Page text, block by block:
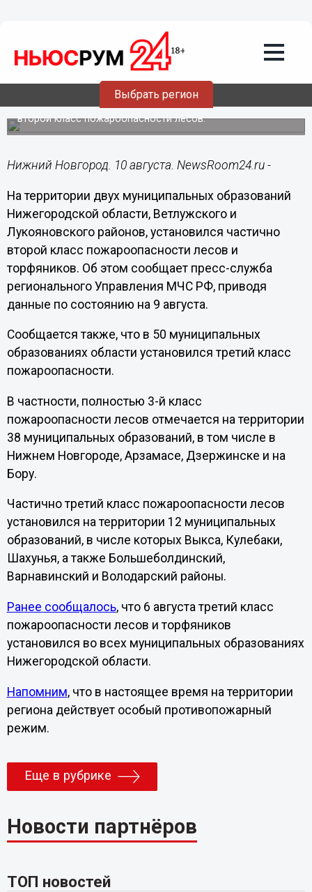
Выбрать регион
Третий класс пожароопасности
установился в 50 нижегородских
муниципальных образованиях
На территории двух муниципальных образований –
второй класс пожароопасности лесов.
Нижний Новгород. 10 августа. NewsRoom24.ru -
На территории двух муниципальных образований
Нижегородской области, Ветлужского и
Лукояновского районов, установился частично
второй класс пожароопасности лесов и
торфяников. Об этом сообщает пресс-служба
регионального Управления МЧС РФ, приводя
данные по состоянию на 9 августа.
Сообщается также, что в 50 муниципальных
образованиях области установился третий класс
пожароопасности.
В частности, полностью 3-й класс
пожароопасности лесов отмечается на территории
38 муниципальных образований, в том числе в
Нижнем Новгороде, Арзамасе, Дзержинске и на
Бору.
Частично третий класс пожароопасности лесов
установился на территории 12 муниципальных
образований, в числе которых Выкса, Кулебаки,
Шахунья, а также Большеболдинский,
Варнавинский и Володарский районы.
Ранее сообщалось, что 6 августа третий класс
пожароопасности лесов и торфяников
установился во всех муниципальных образованиях
Нижегородской области.
Напомним, что в настоящее время на территории
региона действует особый противопожарный
режим.
Еще в рубрике
Новости партнёров
ТОП новостей